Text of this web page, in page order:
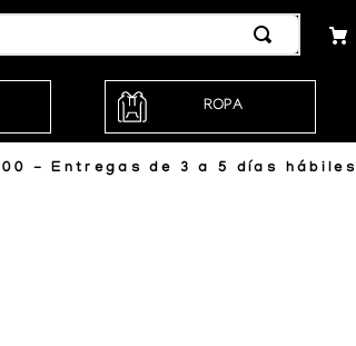
ROPA
- Entregas de 3 a 5 días hábiles